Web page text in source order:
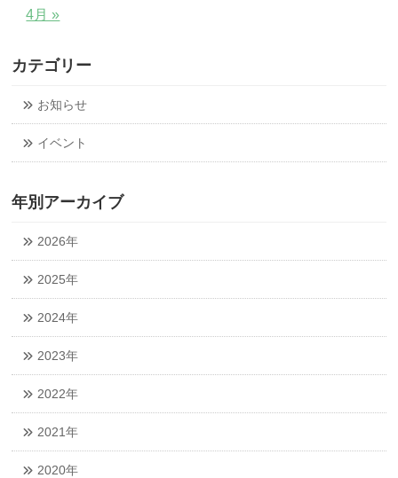
4月 »
カテゴリー
お知らせ
イベント
年別アーカイブ
2026年
2025年
2024年
2023年
2022年
2021年
2020年